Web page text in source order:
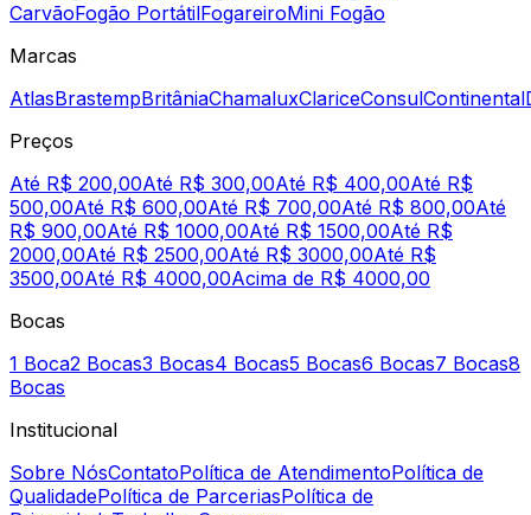
CarvãoFogão PortátilFogareiroMini Fogão
Marcas
AtlasBrastempBritâniaChamaluxClariceConsulContinental
Preços
Até R$ 200,00Até R$ 300,00Até R$ 400,00Até R$
500,00Até R$ 600,00Até R$ 700,00Até R$ 800,00Até
R$ 900,00Até R$ 1000,00Até R$ 1500,00Até R$
2000,00Até R$ 2500,00Até R$ 3000,00Até R$
3500,00Até R$ 4000,00Acima de R$ 4000,00
Bocas
1 Boca2 Bocas3 Bocas4 Bocas5 Bocas6 Bocas7 Bocas8
Bocas
Institucional
Sobre NósContatoPolítica de AtendimentoPolítica de
QualidadePolítica de ParceriasPolítica de